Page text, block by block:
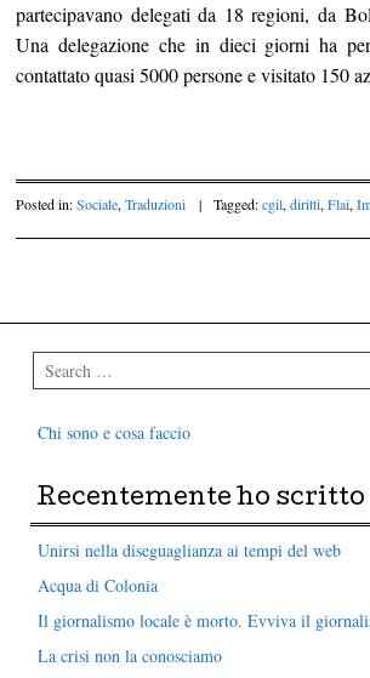
partecipavano delegati da 18 regioni, da
Una delegazione che in dieci giorni ha
contattato quasi 5000 persone e visitato 150
Posted in:Sociale,Traduzioni | Tagged:cgil,diritti,Flai,
Search
Chi sono e cosa faccio
Recentemente ho scritto
Unirsi nella diseguaglianza ai tempi del web
Acqua di Colonia
Il giornalismo locale è morto. Evviva il
La crisi non la conosciamo